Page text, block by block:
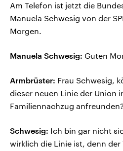
Am Telefon ist jetzt die
Manuela Schwesig von der
Morgen.
Manuela Schwesig: Guten
Armbrüster: Frau Schwesig,
dieser neuen Linie der Union
Familiennachzug anfreunden?
Schwesig: Ich bin gar nicht
wirklich die Linie ist, denn der